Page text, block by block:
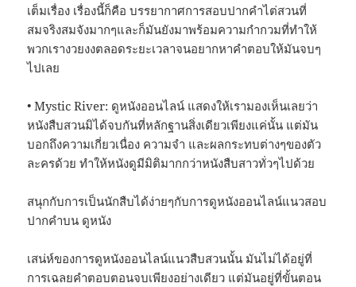
เต็มเรื่อง เรื่องนี้ก็คือ บรรยากาศการสอบปากคำไต่สวนที่
สมจริงสมจังมากๆและก็มันยังมาพร้อมความกำกวมที่ทำให้
พวกเรางวยงงตลอดระยะเวลาจนอยากหาคำตอบให้มันจบๆ
ไปเลย
• Mystic River: ดูหนังออนไลน์ แสดงให้เรามองเห็นเลยว่า
หนังสืบสวนมิได้จบกันที่หลักฐานสิ่งเดียวเพียงแค่นั้น แต่มัน
บอกถึงความเกี่ยวเนื่อง ความจำ และผลกระทบต่างๆของตัว
ละครด้วย ทำให้หนังดูมีมิติมากกว่าหนังสืบสาวทั่วๆไปด้วย
สนุกกับการเป็นนักสืบได้ง่ายๆกับการดูหนังออนไลน์แนวสอบ
ปากคำบน ดูหนัง
เสน่ห์ของการดูหนังออนไลน์แนวสืบสวนนั้น มันไม่ได้อยู่ที่
การเฉลยคำตอบตอนจบเพียงอย่างเดียว แต่มันอยู่ที่ขั้นตอน